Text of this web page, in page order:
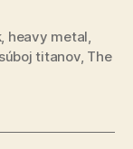
, heavy metal
súboj titanov, The